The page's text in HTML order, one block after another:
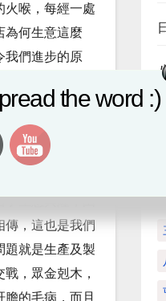
火喉，每經一處
為何生意這麼
我們進步的原
東兩個方位，
運，七層樓高的
坐庚向甲兼的
子生意興隆，由
傳，這也是我們
題就是生產及製
，眾金剋木，
的毛病，而且
the word :)